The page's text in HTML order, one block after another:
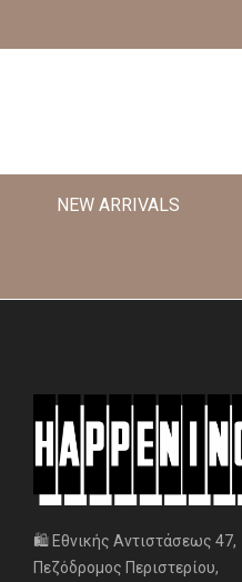
NEW ARRIVALS
🛍️ Εθνικής Αντιστάσεως 47,
Πεζόδρομος Περιστερίου,